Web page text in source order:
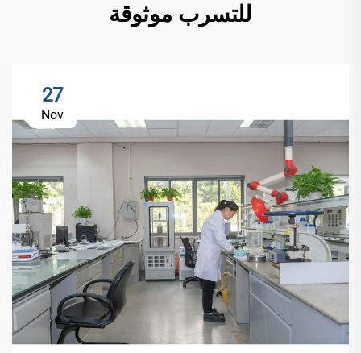
للتسرب موثوقة
27
Nov